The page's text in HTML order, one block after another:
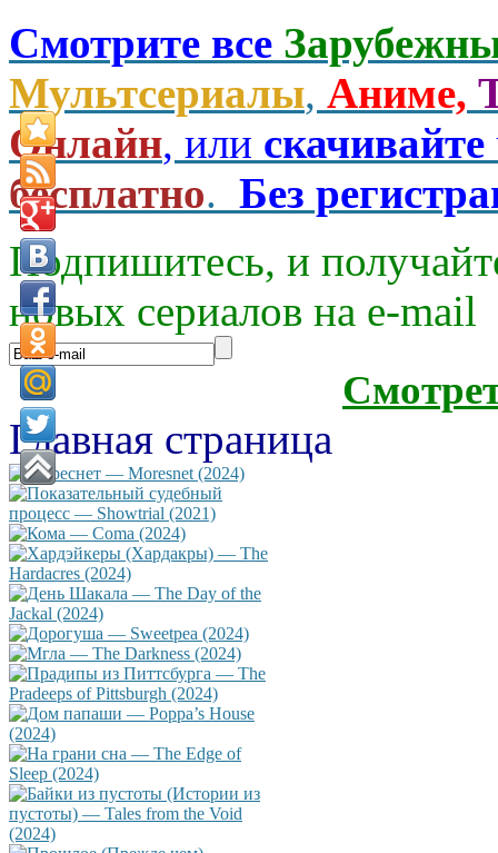
Смотрите все
Мультсериалы, Аниме,
Онлайн, или скачивайте
бесплатно. Без
Подпишитесь, и
новых сериалов на e-mаil
Главная страница